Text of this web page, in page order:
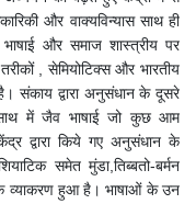
और वाक्यविन्यास साथ ही
और समाज शास्त्रीय पर
, सेमियोटिक्स और भारतीय
है। संकाय द्वारा अनुसंधान के दूसरे
साथ में जैव भाषाई जो कुछ आम
द्वारा किये गए अनुसंधान के
समेत मुंडा,तिब्बतो-बर्मन
व्याकरण हुआ है। भाषाओं के उन